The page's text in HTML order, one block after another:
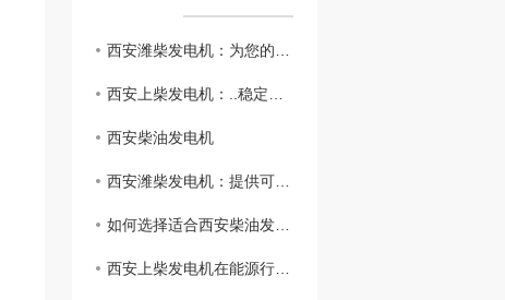
西安潍柴发电机：为您的电力需求提供持久动力
西安上柴发电机：..稳定的发电设备选择
西安柴油发电机
西安潍柴发电机：提供可靠的能源解决方案
如何选择适合西安柴油发电机的性能参数及配套设备
西安上柴发电机在能源行业中的地位与前景展望